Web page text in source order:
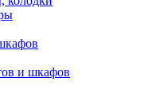
и шкафов